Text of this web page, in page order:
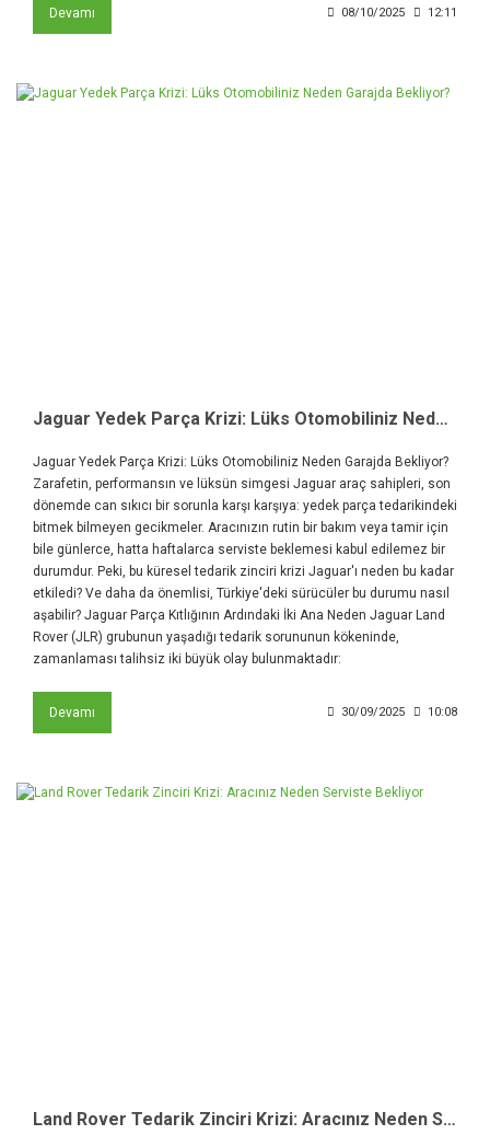
Devamı 08/10/2025 12:11
Jaguar Yedek Parça Krizi: Lüks Otomobiliniz Neden Garajda Bekliyor?
Jaguar Yedek Parça Krizi: Lüks Otomobiliniz Neden Garajda Bekliyor?
Zarafetin, performansın ve lüksün simgesi Jaguar araç sahipleri, son
dönemde can sıkıcı bir sorunla karşı karşıya: yedek parça tedarikindeki
bitmek bilmeyen gecikmeler. Aracınızın rutin bir bakım veya tamir için
bile günlerce, hatta haftalarca serviste beklemesi kabul edilemez bir
durumdur. Peki, bu küresel tedarik zinciri krizi Jaguar'ı neden bu kadar
etkiledi? Ve daha da önemlisi, Türkiye'deki sürücüler bu durumu nasıl
aşabilir? Jaguar Parça Kıtlığının Ardındaki İki Ana Neden Jaguar Land
Rover (JLR) grubunun yaşadığı tedarik sorununun kökeninde,
zamanlaması talihsiz iki büyük olay bulunmaktadır:
Devamı 30/09/2025 10:08
Land Rover Tedarik Zinciri Krizi: Aracınız Neden Serviste Bekliyor